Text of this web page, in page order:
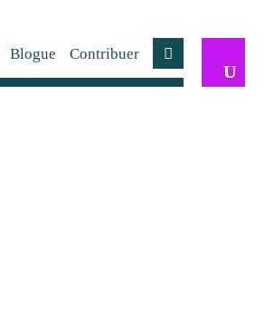
Blogue Contribuer Compte